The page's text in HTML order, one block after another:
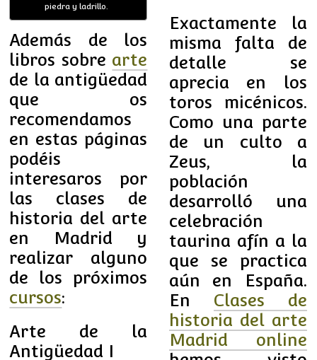
piedra y ladrillo.
Además de los
libros sobre arte
de la antigüedad
que os
recomendamos
en estas páginas
podéis
interesaros por
las clases de
historia del arte
en Madrid y
realizar alguno
de los próximos
cursos:
Arte de la
Antigüedad I
Exactamente la
misma falta de
detalle se
aprecia en los
toros micénicos.
Como una parte
de un culto a
Zeus, la
población
desarrolló una
celebración
taurina afín a la
que se practica
aún en España.
En Clases de
historia del arte
Madrid online